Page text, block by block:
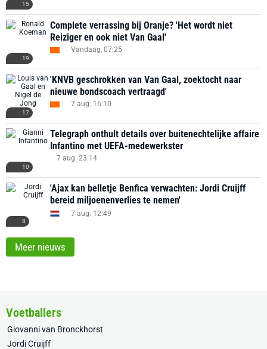
15
19
Complete verrassing bij Oranje? 'Het wordt niet
Reiziger en ook niet Van Gaal'
Vandaag, 07:25
17
'KNVB geschrokken van Van Gaal, zoektocht naar
nieuwe bondscoach vertraagd'
7 aug. 16:10
10
Telegraph onthult details over buitenechtelijke affaire
Infantino met UEFA-medewerkster
7 aug. 23:14
8
'Ajax kan belletje Benfica verwachten: Jordi Cruijff
bereid miljoenenverlies te nemen'
7 aug. 12:49
Meer nieuws
Voetballers
Giovanni van Bronckhorst
Jordi Cruijff